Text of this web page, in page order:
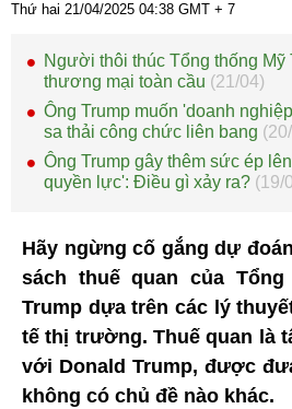
Thứ hai 21/04/2025 04:38 GMT + 7
Người thôi thúc Tổng thống Mỹ
thương mại toàn cầu (21/04)
Ông Trump muốn 'doanh
sa thải công chức liên bang
Ông Trump gây thêm sức ép
quyền lực': Điều gì xảy ra? (19/
Hãy ngừng cố gắng dự
sách thuế quan của Tổng
Trump dựa trên các lý
tế thị trường. Thuế quan là
với Donald Trump, được
không có chủ đề nào khác.